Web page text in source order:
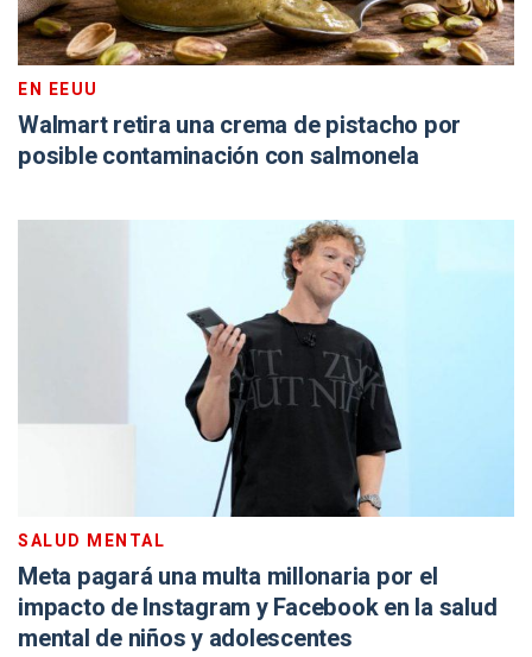
EN EEUU
Walmart retira una crema de pistacho por
posible contaminación con salmonela
SALUD MENTAL
Meta pagará una multa millonaria por el
impacto de Instagram y Facebook en la salud
mental de niños y adolescentes